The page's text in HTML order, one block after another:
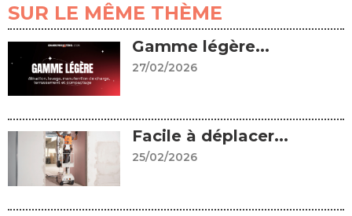
SUR LE MÊME THÈME
Gamme légère...
27/02/2026
Facile à déplacer...
25/02/2026